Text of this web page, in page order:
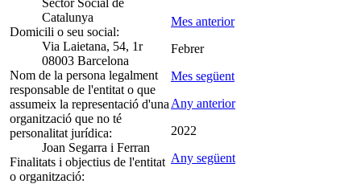
Sector Social de
Catalunya
Domicili o seu social:
Via Laietana, 54, 1r
08003 Barcelona
Nom de la persona legalment
responsable de l'entitat o que
assumeix la representació d'una
organització que no té
personalitat jurídica:
Joan Segarra i Ferran
Finalitats i objectius de l'entitat
o organització:
Mes anterior
Febrer
Mes següent
Any anterior
2022
Any següent